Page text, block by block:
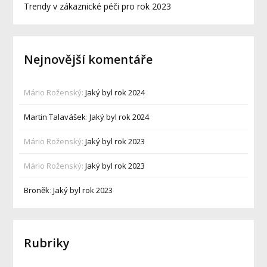
Trendy v zákaznické péči pro rok 2023
Nejnovější komentáře
Mário Roženský:Jaký byl rok 2024
Martin Talavášek:Jaký byl rok 2024
Mário Roženský:Jaký byl rok 2023
Mário Roženský:Jaký byl rok 2023
Broněk:Jaký byl rok 2023
Rubriky